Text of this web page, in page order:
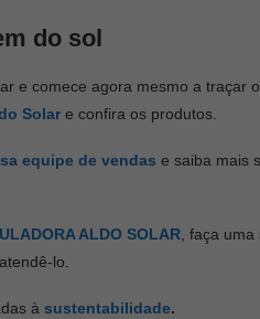
do sol
e comece agora mesmo a traçar
Solar e confira os produtos.
equipe de vendas e saiba mais
ALDO SOLAR , faça
lo.
à sustentabilidade.